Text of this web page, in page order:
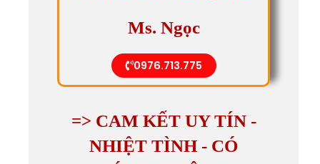
Ms. Ngọc
0976.713.775
=> CAM KẾT UY TÍN -
NHIỆT TÌNH - CÓ